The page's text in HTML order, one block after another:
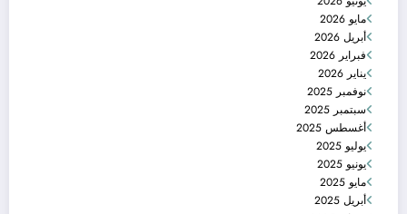
مايو 2026
أبريل 2026
فبراير 2026
يناير 2026
نوفمبر 2025
سبتمبر 2025
أغسطس 2025
يوليو 2025
يونيو 2025
مايو 2025
أبريل 2025